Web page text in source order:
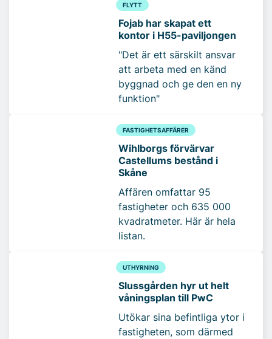
FLYTT
Fojab har skapat ett
kontor i H55-paviljongen
"Det är ett särskilt ansvar
att arbeta med en känd
byggnad och ge den en ny
funktion"
FASTIGHETSAFFÄRER
Wihlborgs förvärvar
Castellums bestånd i
Skåne
Affären omfattar 95
fastigheter och 635 000
kvadratmeter. Här är hela
listan.
UTHYRNING
Slussgården hyr ut helt
våningsplan till PwC
Utökar sina befintliga ytor i
fastigheten, som därmed